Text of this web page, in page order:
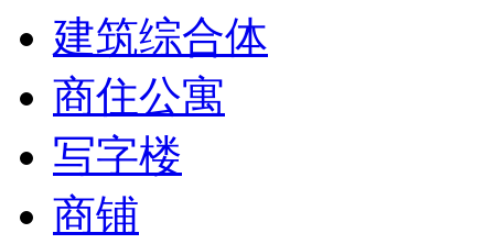
建筑综合体
商住公寓
写字楼
商铺